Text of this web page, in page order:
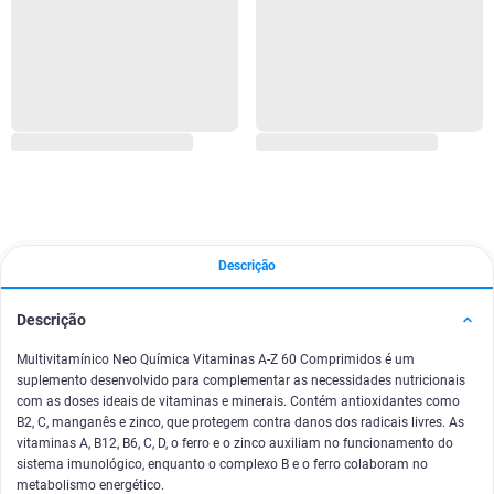
Descrição
Descrição
Multivitamínico Neo Química Vitaminas A-Z 60 Comprimidos é um
suplemento desenvolvido para complementar as necessidades nutricionais
com as doses ideais de vitaminas e minerais. Contém antioxidantes como
B2, C, manganês e zinco, que protegem contra danos dos radicais livres. As
vitaminas A, B12, B6, C, D, o ferro e o zinco auxiliam no funcionamento do
sistema imunológico, enquanto o complexo B e o ferro colaboram no
metabolismo energético.